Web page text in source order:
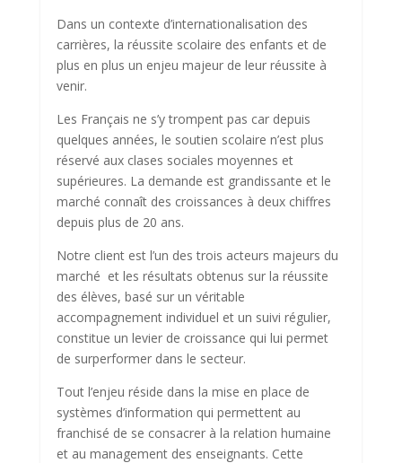
Dans un contexte d’internationalisation des
carrières, la réussite scolaire des enfants et de
plus en plus un enjeu majeur de leur réussite à
venir.
Les Français ne s’y trompent pas car depuis
quelques années, le soutien scolaire n’est plus
réservé aux clases sociales moyennes et
supérieures. La demande est grandissante et le
marché connaît des croissances à deux chiffres
depuis plus de 20 ans.
Notre client est l’un des trois acteurs majeurs du
marché et les résultats obtenus sur la réussite
des élèves, basé sur un véritable
accompagnement individuel et un suivi régulier,
constitue un levier de croissance qui lui permet
de surperformer dans le secteur.
Tout l’enjeu réside dans la mise en place de
systèmes d’information qui permettent au
franchisé de se consacrer à la relation humaine
et au management des enseignants. Cette